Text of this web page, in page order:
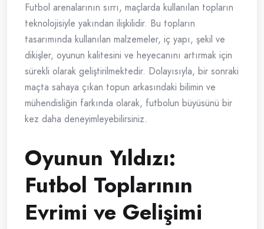
Futbol arenalarının sırrı, maçlarda kullanılan topların
teknolojisiyle yakından ilişkilidir. Bu topların
tasarımında kullanılan malzemeler, iç yapı, şekil ve
dikişler, oyunun kalitesini ve heyecanını artırmak için
sürekli olarak geliştirilmektedir. Dolayısıyla, bir sonraki
maçta sahaya çıkan topun arkasındaki bilimin ve
mühendisliğin farkında olarak, futbolun büyüsünü bir
kez daha deneyimleyebilirsiniz.
Oyunun Yıldızı:
Futbol Toplarının
Evrimi ve Gelişimi